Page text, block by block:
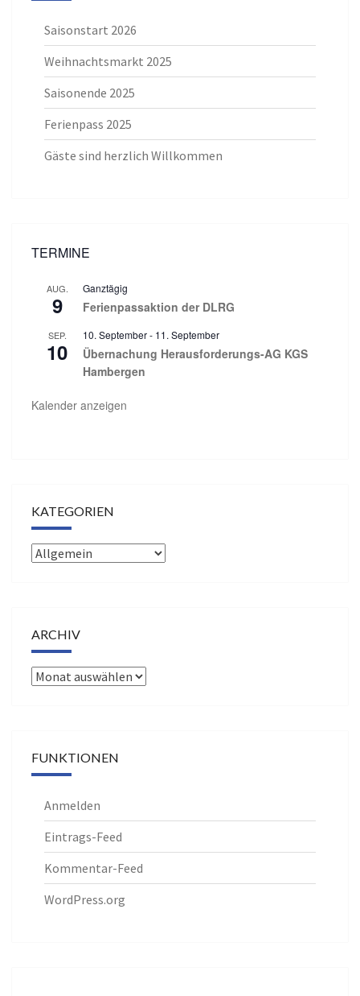
Saisonstart 2026
Weihnachtsmarkt 2025
Saisonende 2025
Ferienpass 2025
Gäste sind herzlich Willkommen
TERMINE
AUG.
9
Ganztägig
Ferienpassaktion der DLRG
SEP.
10
10. September- 11. September
Übernachung Herausforderungs-AG KGS
Hambergen
Kalender anzeigen
KATEGORIEN
Kategorien
ARCHIV
Archiv
FUNKTIONEN
Anmelden
Eintrags-Feed
Kommentar-Feed
WordPress.org